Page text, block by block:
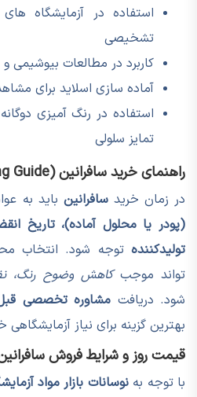
استفاده در آزمایشگاه
تشخیصی
کاربرد در مطالعات بیوشیمی
آماده سازی اسلاید برای
استفاده در رنگ آمیزی
تمایز سلولی
راهنمای خرید سافرانین (Buying Guide)
در زمان خریدسافرانین باید به
(پودر یا محلول آماده)، تاریخ
تولیدکننده توجه شود. انتخاب
تواند موجبکاهش وضوح رنگ،
شود. دریافت مشاوره تخصصی
بهترین گزینه برای نیاز
قیمت روز و شرایط فروش
با توجه بهنوسانات بازار مواد